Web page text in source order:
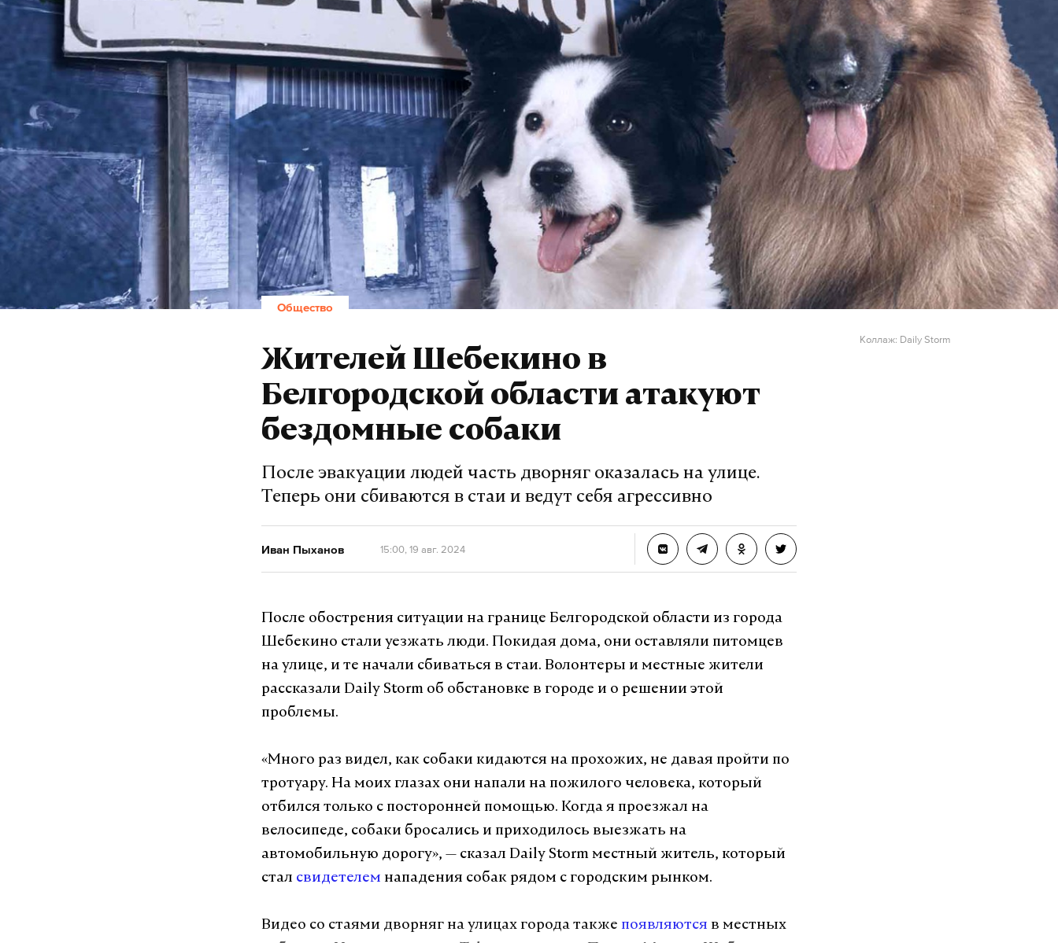
Общество
Жителей Шебекино в
Белгородской области атакуют
бездомные собаки
После эвакуации людей часть дворняг оказалась на улице.
Теперь они сбиваются в стаи и ведут себя агрессивно
Иван Пыханов 15:00, 19 авг. 2024
Коллаж: Daily Storm
После обострения ситуации на границе Белгородской области из города
Шебекино стали уезжать люди. Покидая дома, они оставляли питомцев
на улице, и те начали сбиваться в стаи. Волонтеры и местные жители
рассказали Daily Storm об обстановке в городе и о решении этой
проблемы.
«Много раз видел, как собаки кидаются на прохожих, не давая пройти по
тротуару. На моих глазах они напали на пожилого человека, который
отбился только с посторонней помощью. Когда я проезжал на
велосипеде, собаки бросались и приходилось выезжать на
автомобильную дорогу», — сказал Daily Storm местный житель, который
стал свидетелем нападения собак рядом с городским рынком.
Видео со стаями дворняг на улицах города также появляются в местных